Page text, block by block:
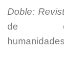
Doble:
de